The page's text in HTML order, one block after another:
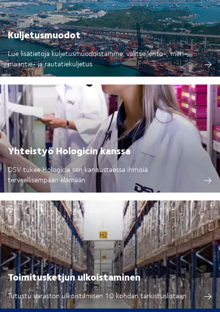
Kuljetusmuodot
Lue lisätietoja kuljetusmuodoistamme: valitse lento-, meri-,
maantie- ja rautatiekuljetus
Yhteistyö Hologicin kanssa
DSV tukee Hologicia sen kannustaessa ihmisiä
terveellisempään elämään
Toimitusketjun ulkoistaminen
Tutustu varaston ulkoistamisen 10 kohdan tarkistuslistaan